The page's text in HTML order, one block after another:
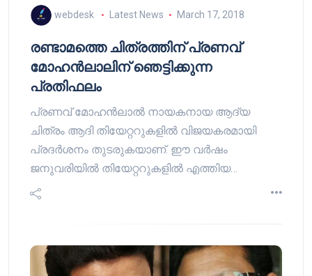
webdesk Latest News March 17, 2018
രണ്ടാമത്തെ ചിത്രത്തിന് പ്രണവ്
മോഹന്‍ലാലിന് ഞെട്ടിക്കുന്ന
പ്രതിഫലം
പ്രണവ് മോഹന്‍ലാല്‍ നായകനായ ആദ്യ
ചിത്രം ആദി തിയേറ്ററുകളില്‍ വിജയകരമായി
പ്രദര്‍ശനം തുടരുകയാണ്. ഈ വര്‍ഷം
ജനുവരിയില്‍ തിയേറ്ററുകളില്‍ എത്തിയ…